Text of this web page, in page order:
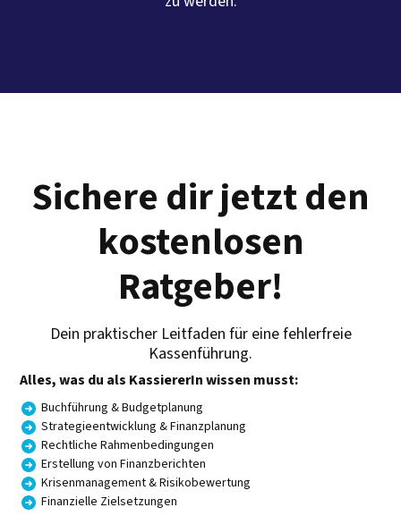
Sichere dir jetzt den
kostenlosen
Ratgeber!
Dein praktischer Leitfaden für eine fehlerfreie
Kassenführung.
Alles, was du als KassiererIn wissen musst:
Buchführung & Budgetplanung
Strategieentwicklung & Finanzplanung
Rechtliche Rahmenbedingungen
Erstellung von Finanzberichten
Krisenmanagement & Risikobewertung
Finanzielle Zielsetzungen